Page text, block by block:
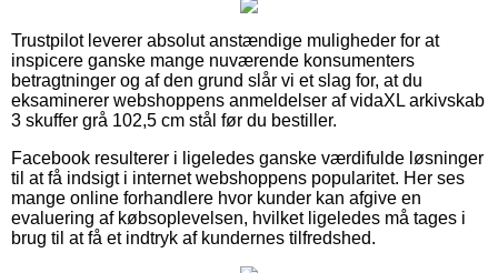
Trustpilot leverer absolut anstændige muligheder for at
inspicere ganske mange nuværende konsumenters
betragtninger og af den grund slår vi et slag for, at du
eksaminerer webshoppens anmeldelser af vidaXL arkivskab
3 skuffer grå 102,5 cm stål før du bestiller.
Facebook resulterer i ligeledes ganske værdifulde løsninger
til at få indsigt i internet webshoppens popularitet. Her ses
mange online forhandlere hvor kunder kan afgive en
evaluering af købsoplevelsen, hvilket ligeledes må tages i
brug til at få et indtryk af kundernes tilfredshed.